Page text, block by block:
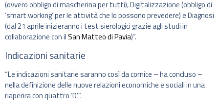
(ovvero obbligo di mascherina per tutti), Digitalizzazione (obbligo di
‘smart working’ per le attività che lo possono prevedere) e Diagnosi
(dal 21 aprile inizieranno i test sierologici grazie agli studi in
collaborazione con ilSan Matteo di Pavia)”.
Indicazioni sanitarie
“Le indicazioni sanitarie saranno così da cornice – ha concluso –
nella definizione delle nuove relazioni economiche e sociali in una
riaperira con quattro ‘D'”.